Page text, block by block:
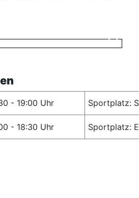
- 19:00 Uhr Sportplatz:
- 18:30 Uhr Sportplatz: